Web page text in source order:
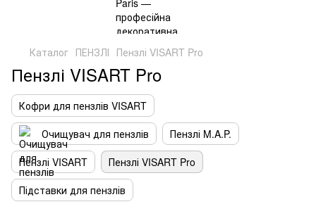
Каталог ПЕНЗЛІ Пензлі VISART Pro
Пензлі VISART Pro
Кофри для пензлів VISART
Очищувач для пензлів
Пензлі M.A.P.
Пензлі VISART
Пензлі VISART Pro
Підставки для пензлів